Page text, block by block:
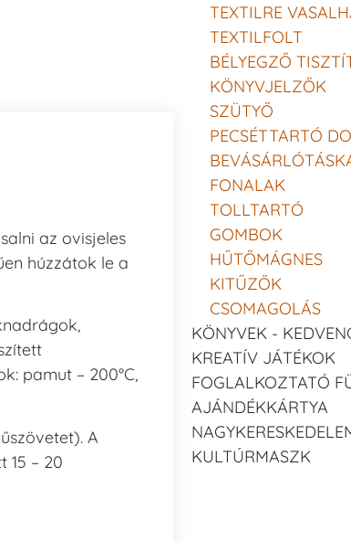
az ovisjeles
húzzátok le a
pamut – 200°C,
A
– 20
TEXTILRE
TEXTILFOLT
BÉLYEGZŐ
KÖNYVJELZŐK
SZÜTYŐ
PECSÉTTARTÓ
FONALAK
TOLLTARTÓ
GOMBOK
HŰTŐMÁGNES
KITŰZŐK
CSOMAGOLÁS
KÖNYVEK -
KREATÍV JÁTÉKOK
FOGLALKOZTATÓ
AJÁNDÉKKÁRTYA
KULTÚRMASZK